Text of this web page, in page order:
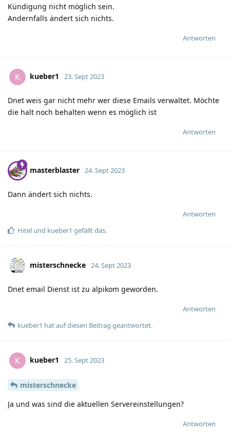
Kündigung nicht möglich sein.
Andernfalls ändert sich nichts.
Antworten
K kueber1 23. Sept 2023
Dnet weis gar nicht mehr wer diese Emails verwaltet. Möchte
die halt noch behalten wenn es möglich ist
Antworten
masterblaster 24. Sept 2023
Dann ändert sich nichts.
Antworten
Hitel und kueber1 gefällt das.
misterschnecke 24. Sept 2023
Dnet email Dienst ist zu alpikom geworden.
Antworten
kueber1 hatauf diesen Beitrag geantwortet.
K kueber1 25. Sept 2023
misterschnecke
Ja und was sind die aktuellen Servereinstellungen?
Antworten